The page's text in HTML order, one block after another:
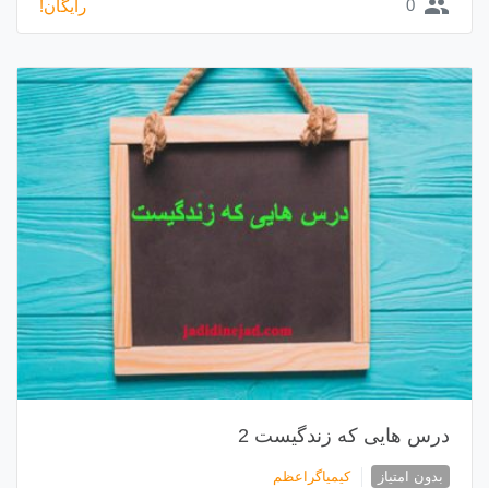
group
0 رایگان!
درس هایی که زندگیست 2
بدون امتیاز کیمیاگراعظم